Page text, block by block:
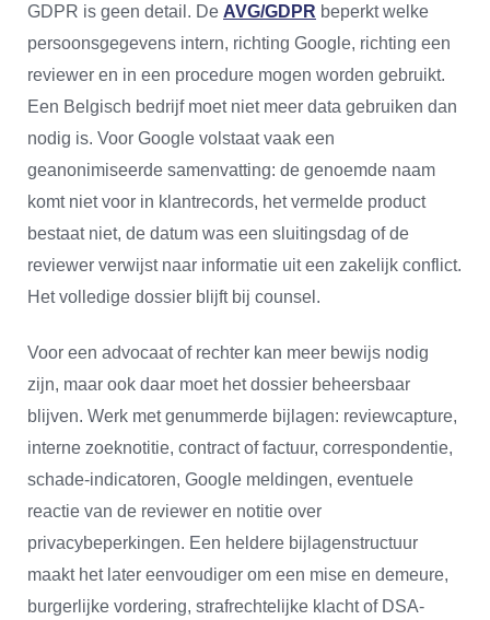
GDPR is geen detail. De AVG/GDPR beperkt welke
persoonsgegevens intern, richting Google, richting een
reviewer en in een procedure mogen worden gebruikt.
Een Belgisch bedrijf moet niet meer data gebruiken dan
nodig is. Voor Google volstaat vaak een
geanonimiseerde samenvatting: de genoemde naam
komt niet voor in klantrecords, het vermelde product
bestaat niet, de datum was een sluitingsdag of de
reviewer verwijst naar informatie uit een zakelijk conflict.
Het volledige dossier blijft bij counsel.
Voor een advocaat of rechter kan meer bewijs nodig
zijn, maar ook daar moet het dossier beheersbaar
blijven. Werk met genummerde bijlagen: reviewcapture,
interne zoeknotitie, contract of factuur, correspondentie,
schade-indicatoren, Google meldingen, eventuele
reactie van de reviewer en notitie over
privacybeperkingen. Een heldere bijlagenstructuur
maakt het later eenvoudiger om een mise en demeure,
burgerlijke vordering, strafrechtelijke klacht of DSA-